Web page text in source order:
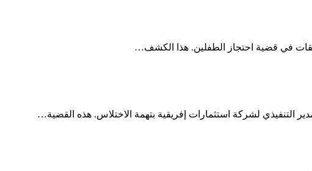
في قضية احتجاز الطفلين. هذا الكشف…
التنفيذي لشركة استثمارات ⁣إفريقية بتهمة الاختلاس. هذه القضية…